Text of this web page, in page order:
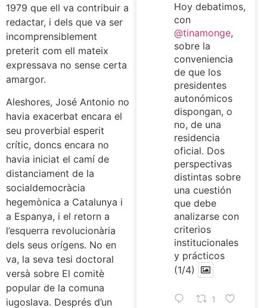
1979 que ell va contribuir a
redactar, i dels que va ser
incomprensiblement
preterit com ell mateix
expressava no sense certa
amargor.
Aleshores, José Antonio no
havia exacerbat encara el
seu proverbial esperit
crític, doncs encara no
havia iniciat el camí de
distanciament de la
socialdemocràcia
hegemònica a Catalunya i
a Espanya, i el retorn a
l’esquerra revolucionària
dels seus orígens. No en
va, la seva tesi doctoral
versà sobre El comitè
popular de la comuna
iugoslava. Després d’un
Hoy debatimos,
con
@tinamonge,
sobre la
conveniencia
de que los
presidentes
autonómicos
dispongan, o
no, de una
residencia
oficial. Dos
perspectivas
distintas sobre
una cuestión
que debe
analizarse con
criterios
institucionales
y prácticos
(1/4)
1